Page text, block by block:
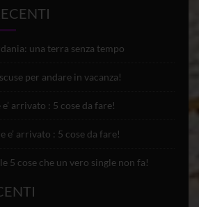
una terra senza tempo
per andare in vacanza!
arrivato : 5 cose da fare!
e’ arrivato : 5 cose da fare!
le 5 cose che un vero single non fa!